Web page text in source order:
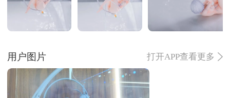
用户图片 打开APP查看更多